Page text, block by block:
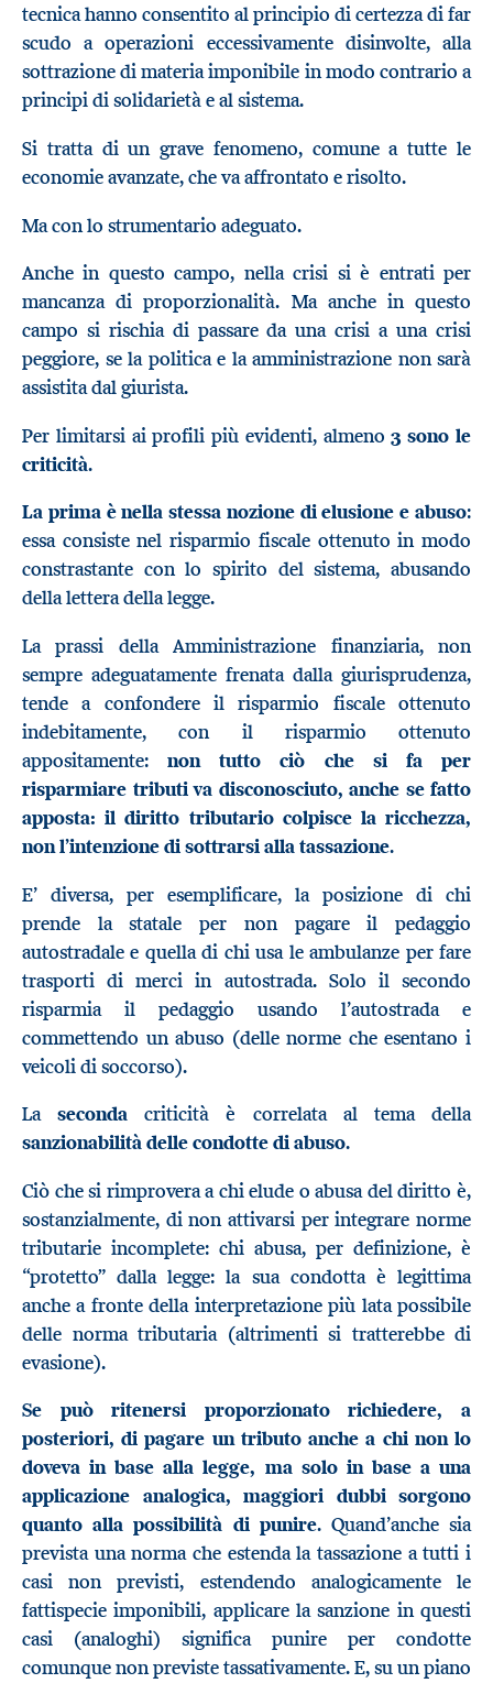
tecnica hanno consentito al principio di certezza di far
scudo a operazioni eccessivamente disinvolte, alla
sottrazione di materia imponibile in modo contrario a
principi di solidarietà e al sistema.
Si tratta di un grave fenomeno, comune a tutte le
economie avanzate, che va affrontato e risolto.
Ma con lo strumentario adeguato.
Anche in questo campo, nella crisi si è entrati per
mancanza di proporzionalità. Ma anche in questo
campo si rischia di passare da una crisi a una crisi
peggiore, se la politica e la amministrazione non sarà
assistita dal giurista.
Per limitarsi ai profili più evidenti, almeno3 sono le
criticità.
La prima è nella stessa nozione di elusione e abuso:
essa consiste nel risparmio fiscale ottenuto in modo
constrastante con lo spirito del sistema, abusando
della lettera della legge.
La prassi della Amministrazione finanziaria, non
sempre adeguatamente frenata dalla giurisprudenza,
tende a confondere il risparmio fiscale ottenuto
indebitamente, con il risparmio ottenuto
appositamente:non tutto ciò che si fa per
risparmiare tributi va disconosciuto, anche se fatto
apposta: il diritto tributario colpisce la ricchezza,
non l’intenzione di sottrarsi alla tassazione.
E’ diversa, per esemplificare, la posizione di chi
prende la statale per non pagare il pedaggio
autostradale e quella di chi usa le ambulanze per fare
trasporti di merci in autostrada. Solo il secondo
risparmia il pedaggio usando l’autostrada e
commettendo un abuso (delle norme che esentano i
veicoli di soccorso).
Laseconda criticità è correlata al tema della
sanzionabilità delle condotte di abuso.
Ciò che si rimprovera a chi elude o abusa del diritto è,
sostanzialmente, di non attivarsi per integrare norme
tributarie incomplete: chi abusa, per definizione, è
“protetto” dalla legge: la sua condotta è legittima
anche a fronte della interpretazione più lata possibile
delle norma tributaria (altrimenti si tratterebbe di
evasione).
Se può ritenersi proporzionato richiedere, a
posteriori, di pagare un tributo anche a chi non lo
doveva in base alla legge, ma solo in base a una
applicazione analogica, maggiori dubbi sorgono
quanto alla possibilità di punire. Quand’anche sia
prevista una norma che estenda la tassazione a tutti i
casi non previsti, estendendo analogicamente le
fattispecie imponibili, applicare la sanzione in questi
casi (analoghi) significa punire per condotte
comunque non previste tassativamente. E, su un piano